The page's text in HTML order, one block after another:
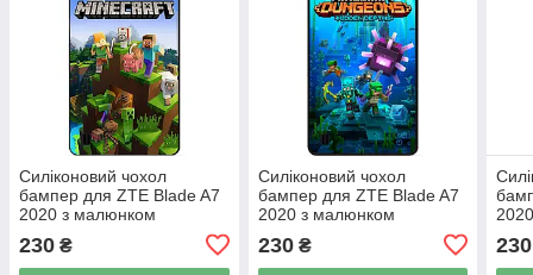
Силіконовий чохол
бампер для ZTE Blade A7
2020 з малюнком
230 ₴
Силіконовий чохол
бампер для ZTE Blade A7
2020 з малюнком
230₴ 230